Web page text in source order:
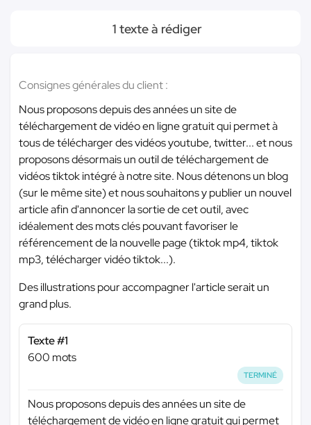
1 texte à rédiger
Consignes générales du client :
Nous proposons depuis des années un site de
téléchargement de vidéo en ligne gratuit qui permet à
tous de télécharger des vidéos youtube, twitter... et nous
proposons désormais un outil de téléchargement de
vidéos tiktok intégré à notre site. Nous détenons un blog
(sur le même site) et nous souhaitons y publier un nouvel
article afin d'annoncer la sortie de cet outil, avec
idéalement des mots clés pouvant favoriser le
référencement de la nouvelle page (tiktok mp4, tiktok
mp3, télécharger vidéo tiktok...).
Des illustrations pour accompagner l'article serait un
grand plus.
Texte #1
600 mots
TERMINÉ
Nous proposons depuis des années un site de
téléchargement de vidéo en ligne gratuit qui permet